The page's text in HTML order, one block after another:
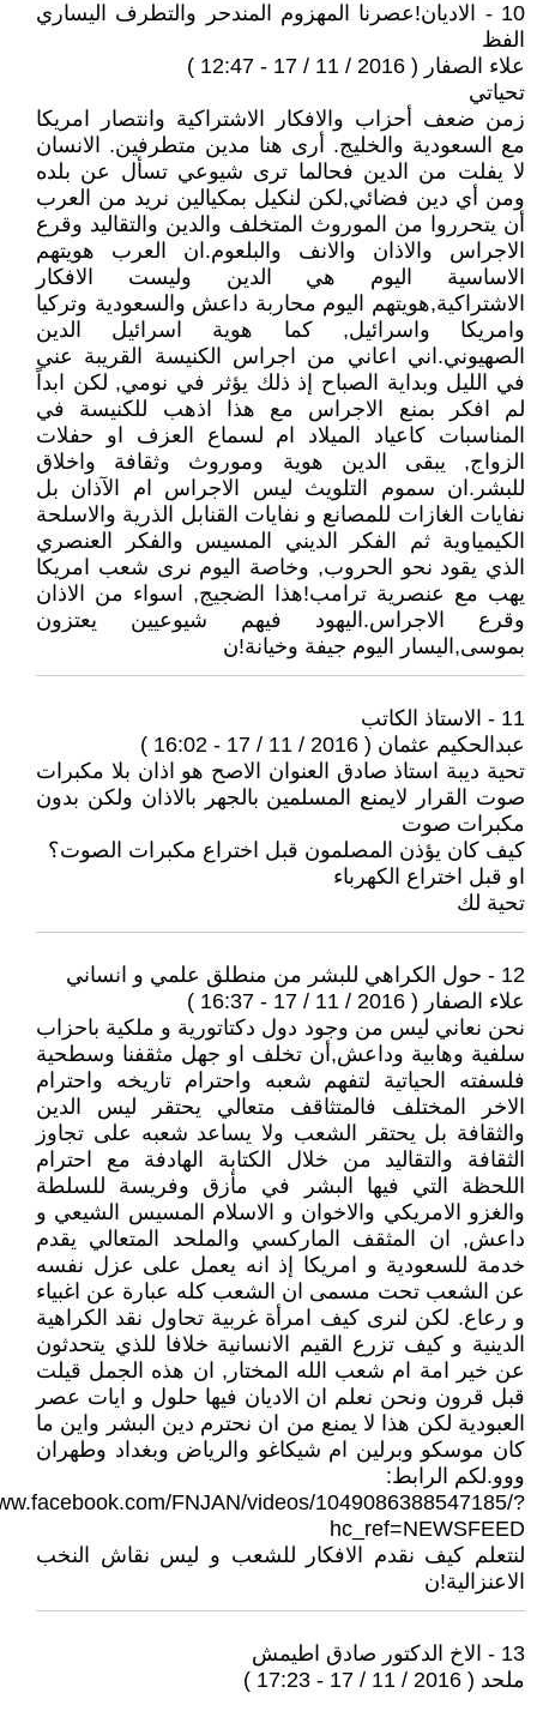
10 - الاديان!عصرنا المهزوم المندحر والتطرف اليساري
الفظ
علاء الصفار ( 2016 / 11 / 17 - 12:47 )
تحياتي
زمن ضعف أحزاب والافكار الاشتراكية وانتصار امريكا
مع السعودية والخليج. أرى هنا مدين متطرفين. الانسان
لا يفلت من الدين فحالما ترى شيوعي تسأل عن بلده
ومن أي دين فضائي,لكن لنكيل بمكيالين نريد من العرب
أن يتحرروا من الموروث المتخلف والدين والتقاليد وقرع
الاجراس والاذان والانف والبلعوم.ان العرب هويتهم
الاساسية اليوم هي الدين وليست الافكار
الاشتراكية,هويتهم اليوم محاربة داعش والسعودية وتركيا
وامريكا واسرائيل, كما هوية اسرائيل الدين
الصهيوني.اني اعاني من اجراس الكنيسة القريبة عني
في الليل وبداية الصباح إذ ذلك يؤثر في نومي, لكن ابداً
لم افكر بمنع الاجراس مع هذا اذهب للكنيسة في
المناسبات كاعياد الميلاد ام لسماع العزف او حفلات
الزواج, يبقى الدين هوية وموروث وثقافة واخلاق
للبشر.ان سموم التلويث ليس الاجراس ام الآذان بل
نفايات الغازات للمصانع و نفايات القنابل الذرية والاسلحة
الكيمياوية ثم الفكر الديني المسيس والفكر العنصري
الذي يقود نحو الحروب, وخاصة اليوم نرى شعب امريكا
يهب مع عنصرية ترامب!هذا الضجيج, اسواء من الاذان
وقرع الاجراس.اليهود فيهم شيوعيين يعتزون
بموسى,اليسار اليوم جيفة وخيانة!ن
11 - الاستاذ الكاتب
عبدالحكيم عثمان ( 2016 / 11 / 17 - 16:02 )
تحية ديبة استاذ صادق العنوان الاصح هو اذان بلا مكبرات
صوت القرار لايمنع المسلمين بالجهر بالاذان ولكن بدون
مكبرات صوت
كيف كان يؤذن المصلمون قبل اختراع مكبرات الصوت؟
او قبل اختراع الكهرباء
تحية لك
12 - حول الكراهي للبشر من منطلق علمي و انساني
علاء الصفار ( 2016 / 11 / 17 - 16:37 )
نحن نعاني ليس من وجود دول دكتاتورية و ملكية باحزاب
سلفية وهابية وداعش,أن تخلف او جهل مثقفنا وسطحية
فلسفته الحياتية لتفهم شعبه واحترام تاريخه واحترام
الاخر المختلف فالمتثاقف متعالي يحتقر ليس الدين
والثقافة بل يحتقر الشعب ولا يساعد شعبه على تجاوز
الثقافة والتقاليد من خلال الكتابة الهادفة مع احترام
اللحظة التي فيها البشر في مأزق وفريسة للسلطة
والغزو الامريكي والاخوان و الاسلام المسيس الشيعي و
داعش, ان المثقف الماركسي والملحد المتعالي يقدم
خدمة للسعودية و امريكا إذ انه يعمل على عزل نفسه
عن الشعب تحت مسمى ان الشعب كله عبارة عن اغبياء
و رعاع. لكن لنرى كيف امرأة غربية تحاول نقد الكراهية
الدينية و كيف تزرع القيم الانسانية خلافا للذي يتحدثون
عن خير امة ام شعب الله المختار, ان هذه الجمل قيلت
قبل قرون ونحن نعلم ان الاديان فيها حلول و ايات عصر
العبودية لكن هذا لا يمنع من ان نحترم دين البشر واين ما
كان موسكو وبرلين ام شيكاغو والرياض وبغداد وطهران
ووو.لكم الرابط:
FNJAN/videos/1049086388547185/?
hc_ref=NEWSFEED
لنتعلم كيف نقدم الافكار للشعب و ليس نقاش النخب
الاعنزالية!ن
13 - الاخ الدكتور صادق اطيمش
ملحد ( 2016 / 11 / 17 - 17:23 )